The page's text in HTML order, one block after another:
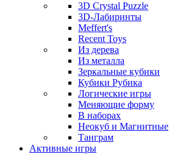
3D Crystal Puzzle
3D-Лабиринты
Meffert's
Recent Toys
Из дерева
Из металла
Зеркальные кубики
Кубики Рубика
Логические игры
Меняющие форму
В наборах
Неокуб и Магнитные
Танграм
Активные игры